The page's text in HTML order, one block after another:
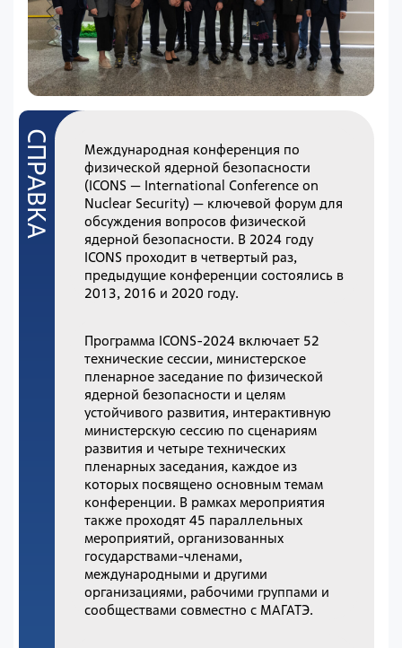
Международная конференция по
физической ядерной безопасности
(ICONS — International Conference on
Nuclear Security) — ключевой форум для
обсуждения вопросов физической
ядерной безопасности. В 2024 году
ICONS проходит в четвертый раз,
предыдущие конференции состоялись в
2013, 2016 и 2020 году.
Программа ICONS-2024 включает 52
технические сессии, министерское
пленарное заседание по физической
ядерной безопасности и целям
устойчивого развития, интерактивную
министерскую сессию по сценариям
развития и четыре технических
пленарных заседания, каждое из
которых посвящено основным темам
конференции. В рамках мероприятия
также проходят 45 параллельных
мероприятий, организованных
государствами-членами,
международными и другими
организациями, рабочими группами и
сообществами совместно с МАГАТЭ.